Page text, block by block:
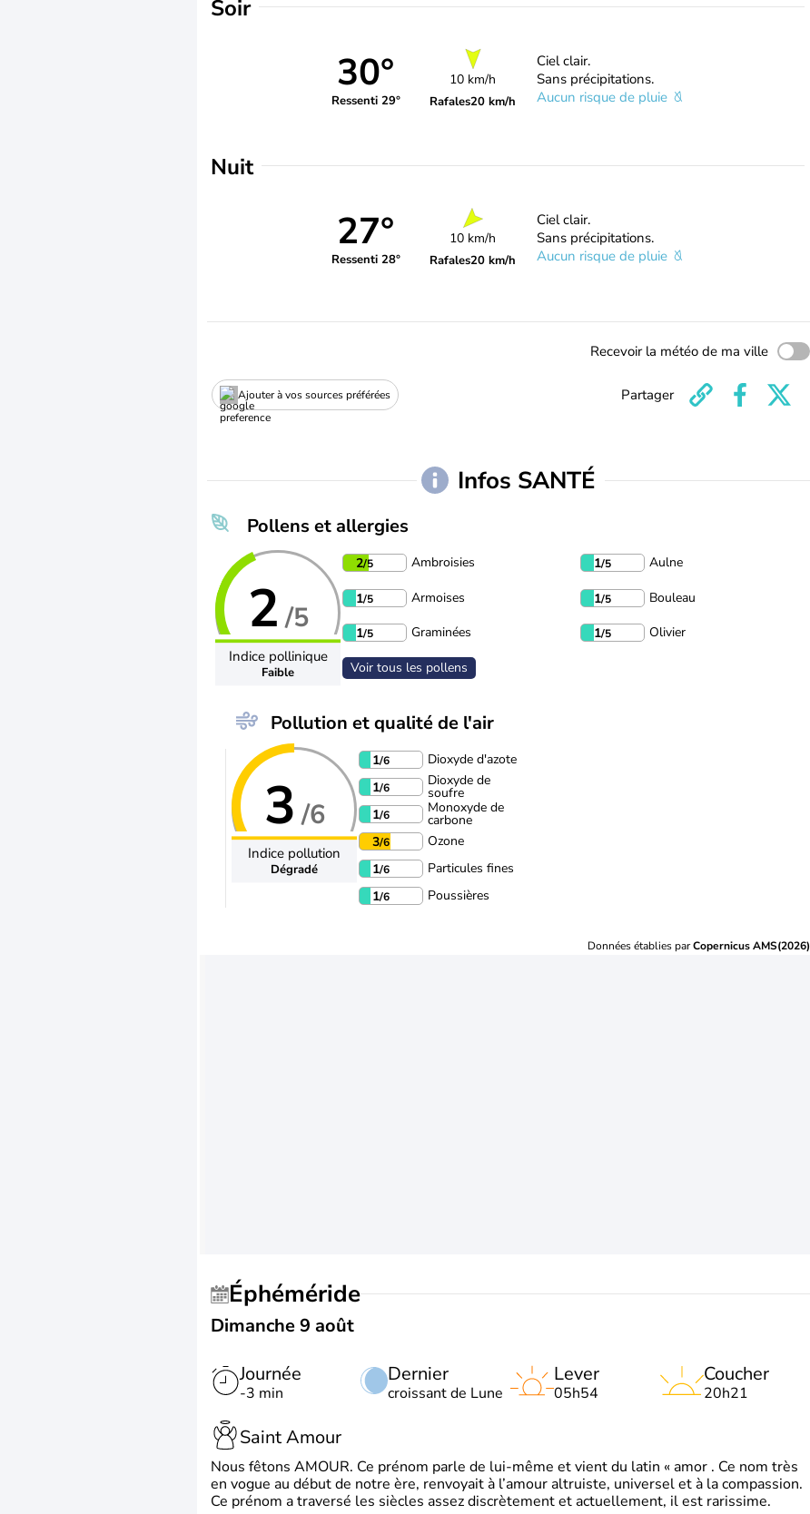
Soir
30°
Ressenti 29°
10 km/h
Rafales20 km/h
Ciel clair.
Sans précipitations.
Aucun risque de pluie
Nuit
27°
Ressenti 28°
10 km/h
Rafales20 km/h
Ciel clair.
Sans précipitations.
Aucun risque de pluie
Recevoir la météo de ma ville
Ajouter à vos sources préférées Partager
Infos SANTÉ
Pollens et allergies
2 /5
Indice pollinique
Faible
2/5 Ambroisies 1/5 Aulne
1/5 Armoises 1/5 Bouleau
1/5 Graminées 1/5 Olivier
Voir tous les pollens
Pollution et qualité de l'air
3 /6
Indice pollution
Dégradé
1/6
Dioxyde d'azote
1/6 Dioxyde de
soufre
1/6 Monoxyde de
carbone
3/6
Ozone
1/6
Particules fines
1/6 Poussières
Données établies parCopernicus AMS(2026)
Éphéméride
Dimanche 9 août
Journée
-3 min
Dernier
croissant de Lune
Lever
05h54
Coucher
20h21
Saint Amour
Nous fêtons AMOUR. Ce prénom parle de lui-même et vient du latin « amor . Ce nom très
en vogue au début de notre ère, renvoyait à l’amour altruiste, universel et à la compassion.
Ce prénom a traversé les siècles assez discrètement et actuellement, il est rarissime.